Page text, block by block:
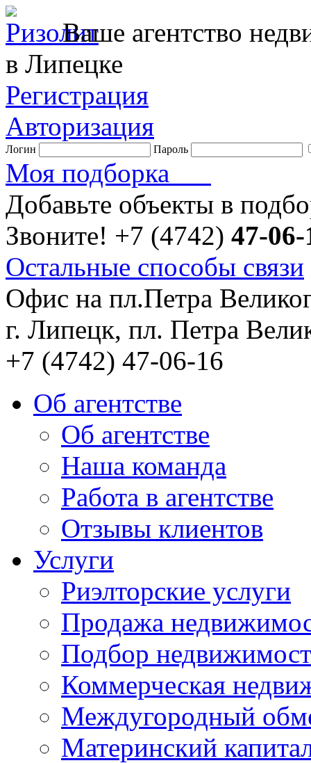
Ваше агентство
в Липецке
Регистрация
Авторизация
Логин Пароль
Моя подборка
Добавьте объекты в
Звоните! +7 (4742) 47-06-
Остальные способы связи
Офис на пл.Петра
г. Липецк, пл. Петра
+7 (4742) 47-06-16
Об агентстве
Об агентстве
Наша команда
Работа в агентстве
Отзывы клиентов
Услуги
Риэлторские услуги
Продажа
Подбор
Коммерческая
Междугородный
Материнский